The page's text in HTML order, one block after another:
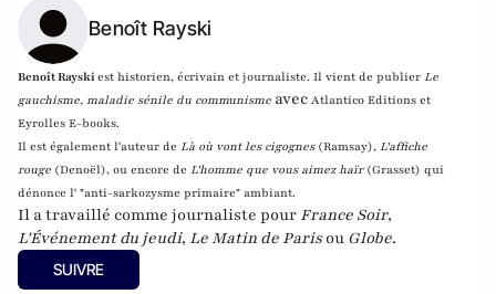
Benoît Rayski
Benoît Rayskiest historien, écrivain et journaliste. Il vient de publier Le
gauchisme, maladie sénile du communisme avec Atlantico Editions et
Eyrolles E-books.
Il est également l'auteur de Là où vont les cigognes (Ramsay), L'affiche
rouge (Denoël), ou encore de L'homme que vous aimez haïr (Grasset) qui
dénonce l' "anti-sarkozysme primaire" ambiant.
Il a travaillé comme journaliste pour France Soir,
L'Événement du jeudi, Le Matin de Parisou Globe.
SUIVRE